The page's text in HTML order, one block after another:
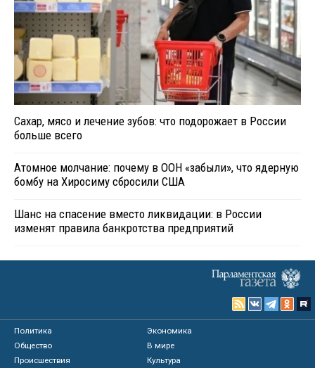
Сахар, мясо и лечение зубов: что подорожает в России
больше всего
Атомное молчание: почему в ООН «забыли», что ядерную
бомбу на Хиросиму сбросили США
Шанс на спасение вместо ликвидации: в России
изменят правила банкротства предприятий
Политика
Экономика
Общество
В мире
Происшествия
Культура